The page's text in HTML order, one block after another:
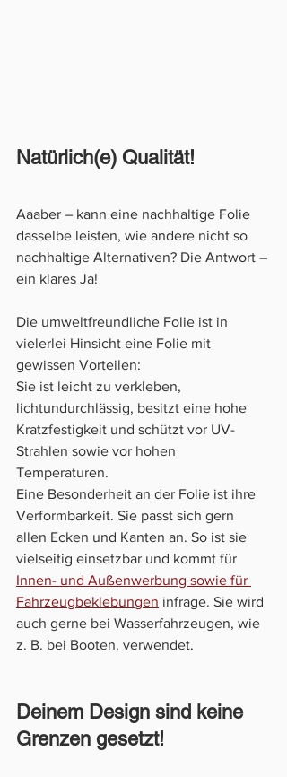
Natürlich(e) Qualität!
Aaaber – kann eine nachhaltige Folie
dasselbe leisten, wie andere nicht so
nachhaltige Alternativen? Die Antwort –
ein klares Ja!
Die umweltfreundliche Folie ist in
vielerlei Hinsicht eine Folie mit
gewissen Vorteilen:
Sie ist leicht zu verkleben,
lichtundurchlässig, besitzt eine hohe
Kratzfestigkeit und schützt vor UV-
Strahlen sowie vor hohen
Temperaturen.
Eine Besonderheit an der Folie ist ihre
Verformbarkeit. Sie passt sich gern
allen Ecken und Kanten an. So ist sie
vielseitig einsetzbar und kommt für
Innen- und Außenwerbung sowie für
Fahrzeugbeklebungen infrage. Sie wird
auch gerne bei Wasserfahrzeugen, wie
z. B. bei Booten, verwendet.
Deinem Design sind keine
Grenzen gesetzt!